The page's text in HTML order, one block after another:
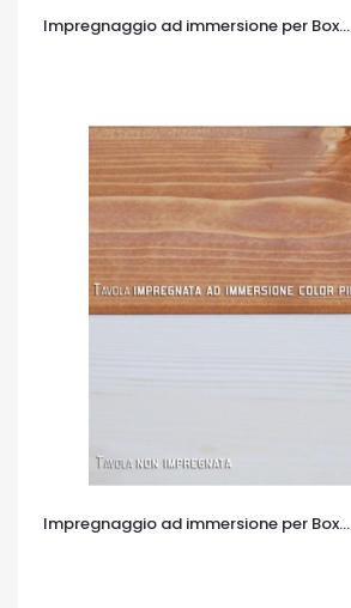
Impregnaggio ad immersione per Box...
Impregnaggio ad immersione per Box...